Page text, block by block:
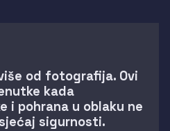
od fotografija. Ovi
kada
i pohrana u oblaku ne
sigurnosti.